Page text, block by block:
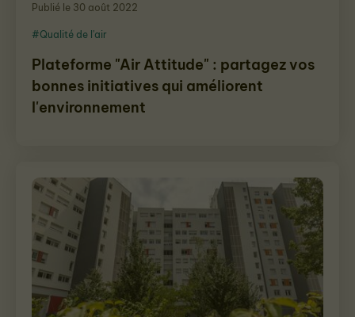
Plateforme "Air Attitude" : partagez vos
bonnes initiatives qui améliorent
l'environnement
Publié le 30 août 2022
#Qualité de l'air